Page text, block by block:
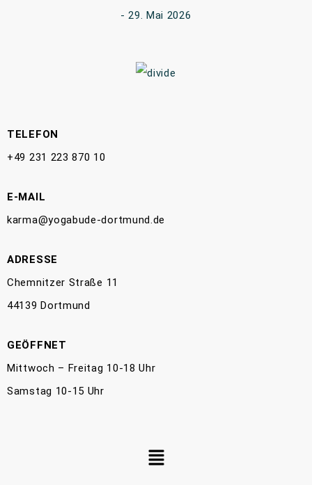
29. Mai 2026
TELEFON
+49 231 223 870 10
E-MAIL
karma@yogabude-dortmund.de
ADRESSE
Chemnitzer Straße 11
44139 Dortmund
GEÖFFNET
Mittwoch – Freitag 10-18 Uhr
Samstag 10-15 Uhr